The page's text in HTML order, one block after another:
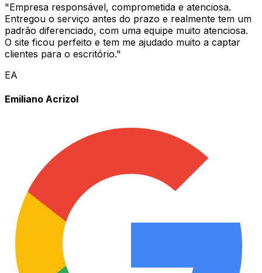
"Empresa responsável, comprometida e atenciosa.
Entregou o serviço antes do prazo e realmente tem um
padrão diferenciado, com uma equipe muito atenciosa.
O site ficou perfeito e tem me ajudado muito a captar
clientes para o escritório."
EA
Emiliano Acrizol